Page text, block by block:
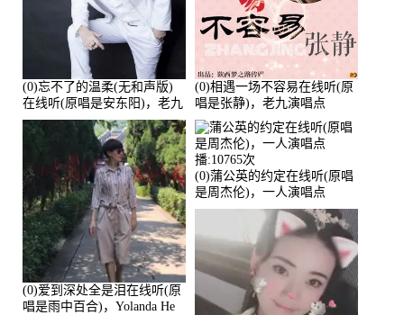
(0)忘不了的温柔(无和声版)
在线听(原唱是安东阳)，老九
演唱点播:17392次
(0)相遇一场不容易在线听(原
唱是张静)，老九演唱点
播:11453次
(0)爱到深处全是泪在线听(原
唱是雨中百合)，Yolanda He
(0)蒲公英的约定在线听(原唱
是周杰伦)，一人演唱点
播:10765次